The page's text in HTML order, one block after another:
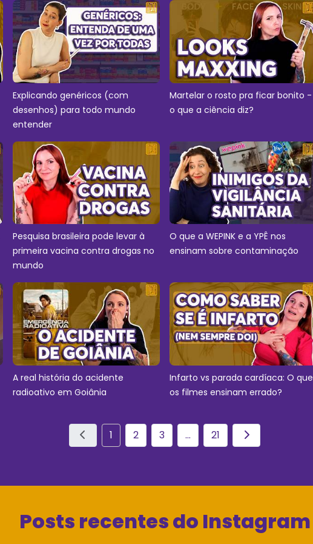
Explicando genéricos (com
desenhos) para todo mundo
entender
Martelar o rosto pra ficar bonito -
o que a ciência diz?
Pesquisa brasileira pode levar à
primeira vacina contra drogas no
mundo
O que a WEPINK e a YPÊ nos
ensinam sobre contaminação
A real história do acidente
radioativo em Goiânia
Infarto vs parada cardíaca: O que
os filmes ensinam errado?
1 2 3 ... 21
Posts recentes do Instagram